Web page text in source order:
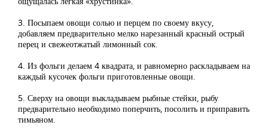
3. Посыпаем овощи солью и перцем по своему вкусу,
добавляем предварительно мелко нарезанный красный острый
перец и свежеотжатый лимонный сок.
4. Из фольги делаем 4 квадрата, и равномерно раскладываем на
каждый кусочек фольги приготовленные овощи.
5. Сверху на овощи выкладываем рыбные стейки, рыбу
предварительно необходимо поперчить, посолить и приправить
тимьяном.